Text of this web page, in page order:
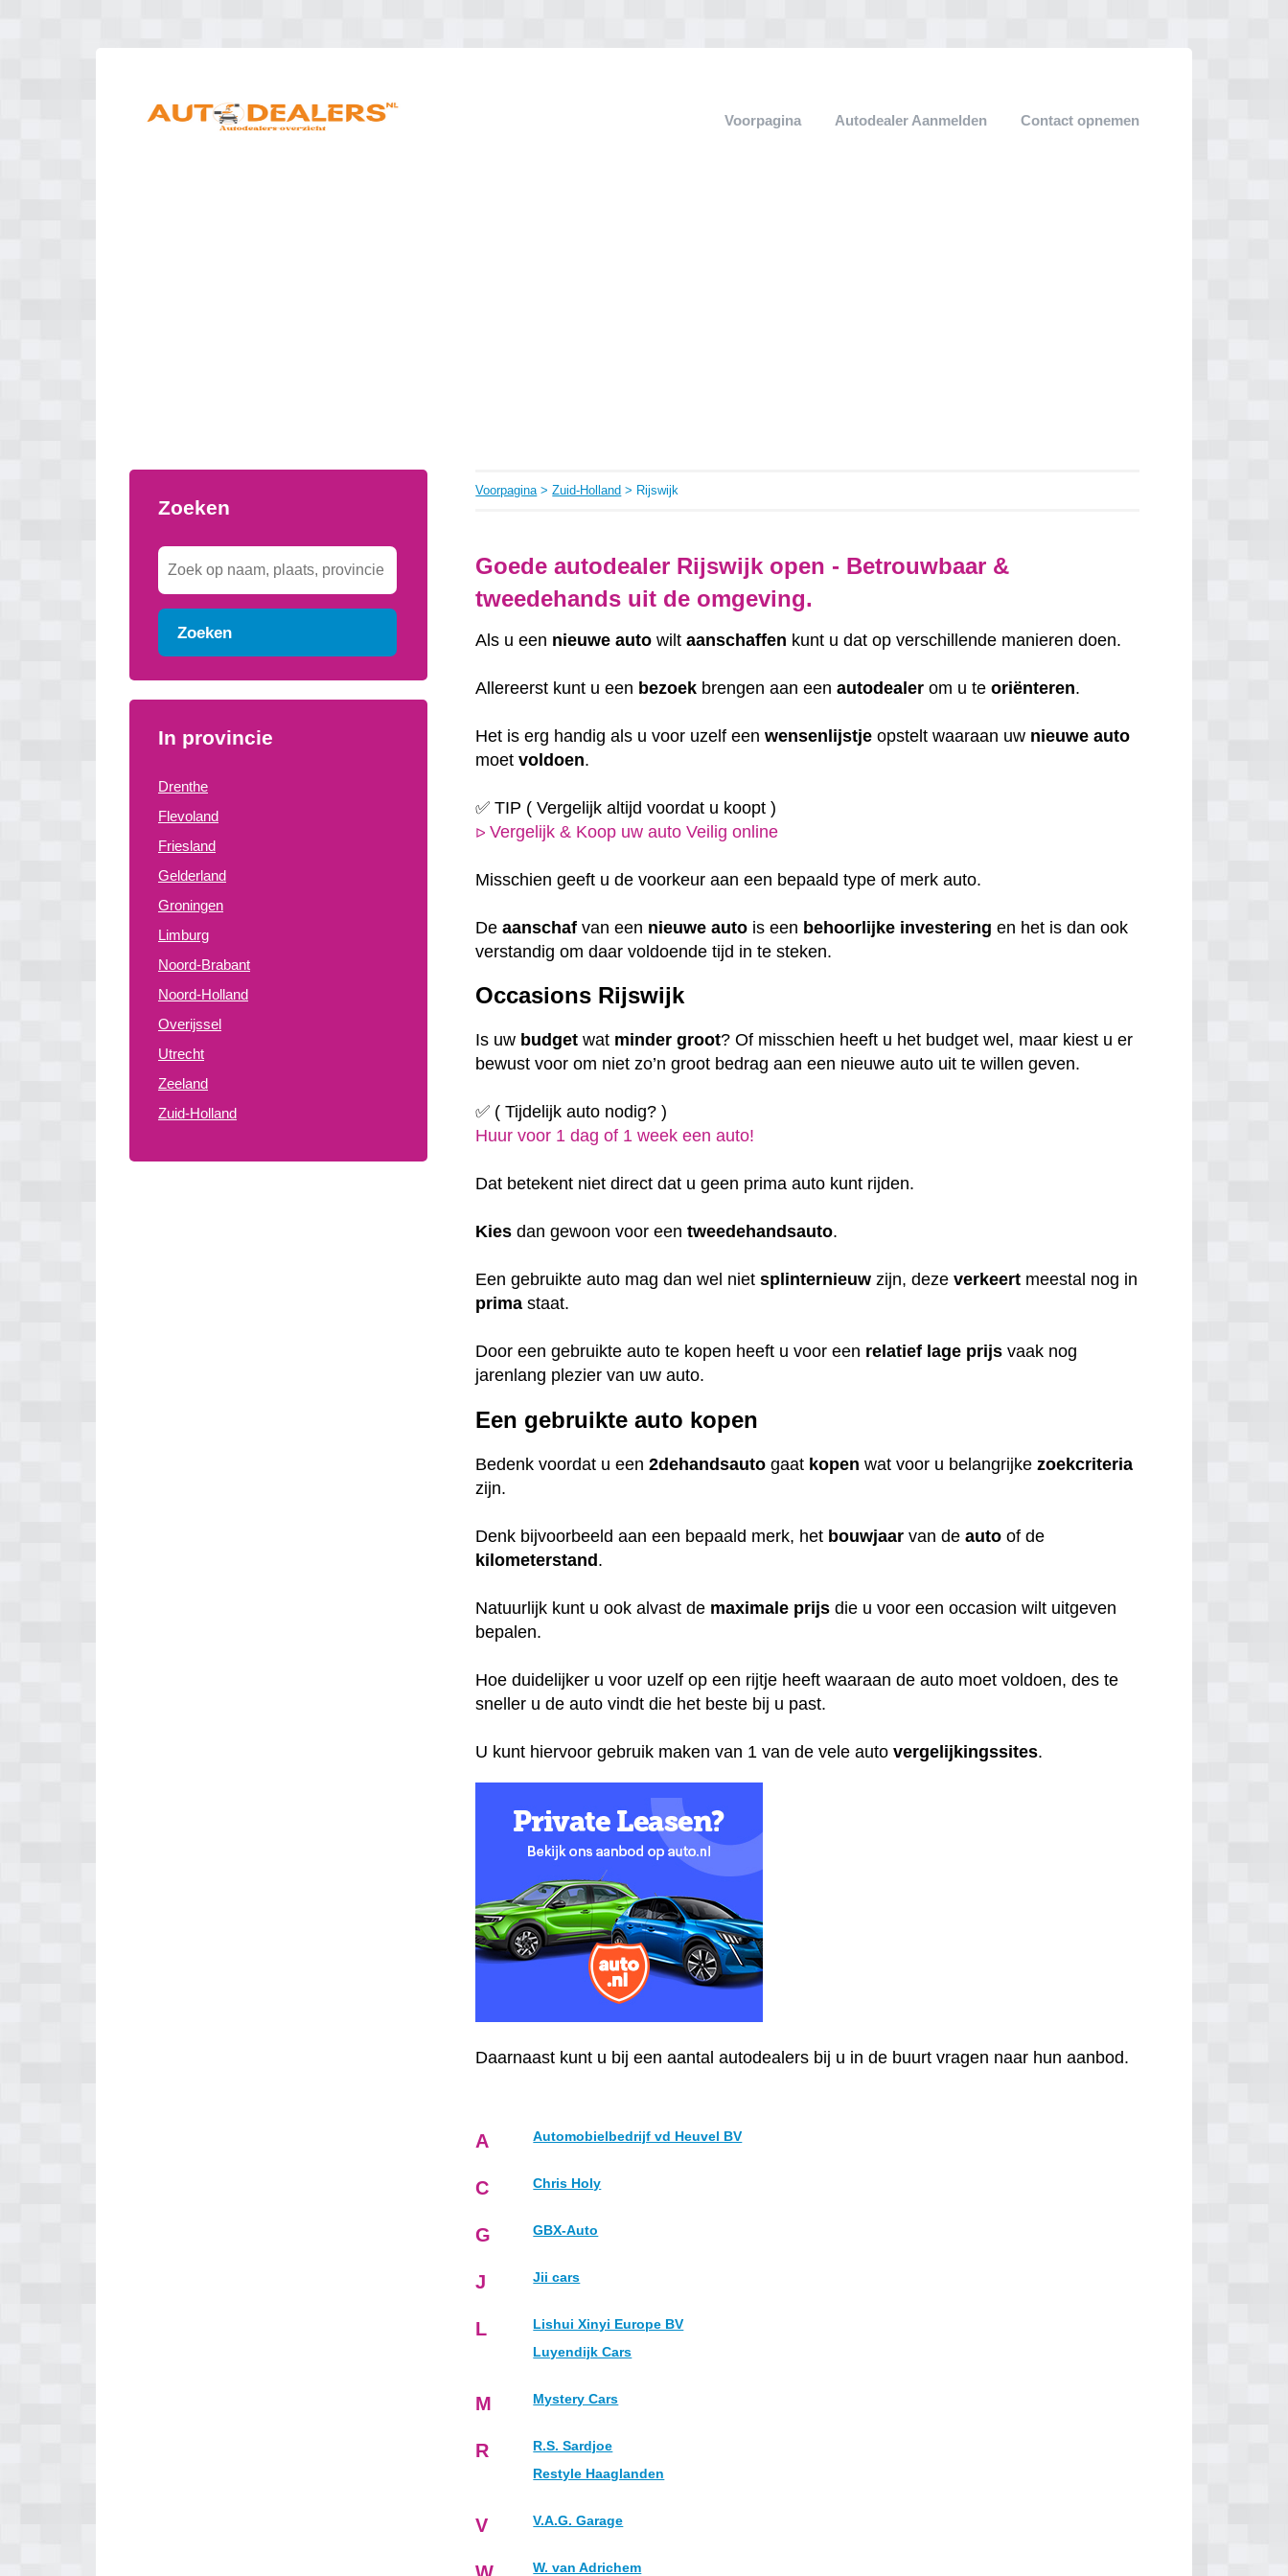
Voorpagina Autodealer Aanmelden Contact opnemen
Zoeken
Zoeken
In provincie
Drenthe
Flevoland
Friesland
Gelderland
Groningen
Limburg
Noord-Brabant
Noord-Holland
Overijssel
Utrecht
Zeeland
Zuid-Holland
Voorpagina>Zuid-Holland > Rijswijk
Goede autodealer Rijswijk open - Betrouwbaar &
tweedehands uit de omgeving.
Als u een nieuwe auto wiltaanschaffen kunt u dat op verschillende manieren doen.
Allereerst kunt u een bezoek brengen aan eenautodealer om u teoriënteren.
Het is erg handig als u voor uzelf eenwensenlijstje opstelt waaraan uw nieuwe auto
moetvoldoen.
✅ TIP ( Vergelijk altijd voordat u koopt )
ᐅVergelijk & Koop uw auto Veilig online
Misschien geeft u de voorkeur aan een bepaald type of merk auto.
Deaanschaf van een nieuwe auto is een behoorlijke investering en het is dan ook
verstandig om daar voldoende tijd in te steken.
Occasions Rijswijk
Is uw budget wat minder groot? Of misschien heeft u het budget wel, maar kiest u er
bewust voor om niet zo’n groot bedrag aan een nieuwe auto uit te willen geven.
✅ ( Tijdelijk auto nodig? )
Huur voor 1 dag of 1 week een auto!
Dat betekent niet direct dat u geen prima auto kunt rijden.
Kies dan gewoon voor eentweedehandsauto.
Een gebruikte auto mag dan wel nietsplinternieuw zijn, dezeverkeert meestal nog in
prima staat.
Door een gebruikte auto te kopen heeft u voor een relatief lage prijs vaak nog
jarenlang plezier van uw auto.
Een gebruikte auto kopen
Bedenk voordat u een2dehandsauto gaat kopen wat voor u belangrijkezoekcriteria
zijn.
Denk bijvoorbeeld aan een bepaald merk, het bouwjaar van deauto of de
kilometerstand.
Natuurlijk kunt u ook alvast de maximale prijs die u voor een occasion wilt uitgeven
bepalen.
Hoe duidelijker u voor uzelf op een rijtje heeft waaraan de auto moet voldoen, des te
sneller u de auto vindt die het beste bij u past.
U kunt hiervoor gebruik maken van 1 van de vele autovergelijkingssites.
Daarnaast kunt u bij een aantal autodealers bij u in de buurt vragen naar hun aanbod.
A Automobielbedrijf vd Heuvel BV
C Chris Holy
G GBX-Auto
J Jii cars
L
Lishui Xinyi Europe BV
Luyendijk Cars
M Mystery Cars
R
R.S. Sardjoe
Restyle Haaglanden
V V.A.G. Garage
W. van Adrichem